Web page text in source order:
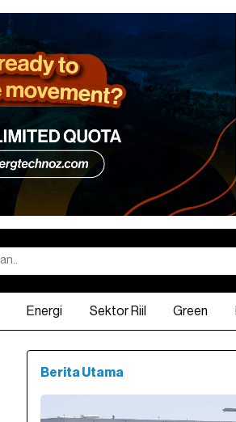
Energi Sektor Riil Green
Berita Utama